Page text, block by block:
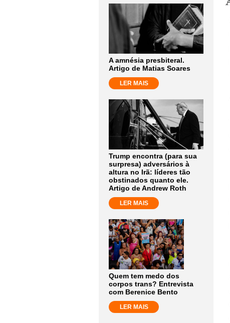
A amnésia presbiteral.
Artigo de Matias Soares
LER MAIS
Trump encontra (para sua
surpresa) adversários à
altura no Irã: líderes tão
obstinados quanto ele.
Artigo de Andrew Roth
LER MAIS
Quem tem medo dos
corpos trans? Entrevista
com Berenice Bento
LER MAIS